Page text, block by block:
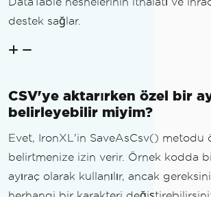
destek sağlar.
CSV'ye aktarırken özel bir
belirleyebilir miyim?
Evet, IronXL'in SaveAsCsv() metodu
belirtmenize izin verir. Örnek kodda
ayıraç olarak kullanılır, ancak